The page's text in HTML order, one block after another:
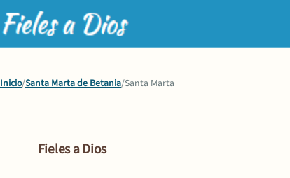
Inicio/Santa Marta de Betania/Santa Marta
Fieles a Dios